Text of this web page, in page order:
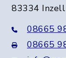
83334 Inzell
08665
08665